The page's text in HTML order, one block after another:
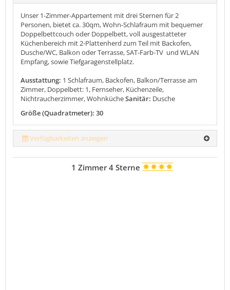
Unser 1-Zimmer-Appartement mit drei Sternen für 2
Personen, bietet ca. 30qm, Wohn-Schlafraum mit bequemer
Doppelbettcouch oder Doppelbett, voll ausgestatteter
Küchenbereich mit 2-Plattenherd zum Teil mit Backofen,
Dusche/WC, Balkon oder Terrasse, SAT-Farb-TV und WLAN
Empfang, sowie Tiefgaragenstellplatz.
Ausstattung: 1 Schlafraum, Backofen, Balkon/Terrasse am
Zimmer, Doppelbett: 1, Fernseher, Küchenzeile,
Nichtraucherzimmer, WohnkücheSanitär: Dusche
Größe (Quadratmeter): 30
Verfügbarkeiten anzeigen
1 Zimmer 4 Sterne